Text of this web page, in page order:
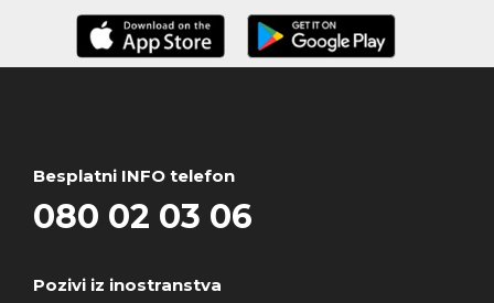
Besplatni INFO telefon
080 02 03 06
Pozivi iz inostranstva